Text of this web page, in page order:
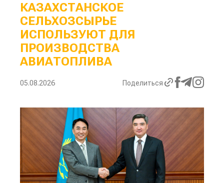
КАЗАХСТАНСКОЕ
СЕЛЬХОЗСЫРЬЕ
ИСПОЛЬЗУЮТ ДЛЯ
ПРОИЗВОДСТВА
АВИАТОПЛИВА
05.08.2026 Поделиться